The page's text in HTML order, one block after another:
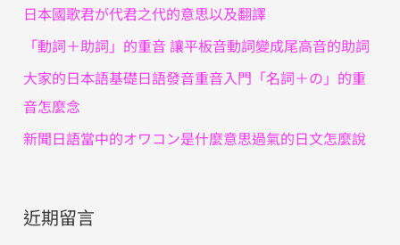
日本國歌君が代君之代的意思以及翻譯
「動詞＋助詞」的重音 讓平板音動詞變成尾高音的助詞
大家的日本語基礎日語發音重音入門「名詞＋の」的重
音怎麼念
新聞日語當中的オワコン是什麼意思過氣的日文怎麼說
近期留言